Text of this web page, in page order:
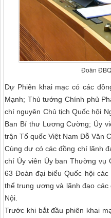
Đoàn
Dự Phiên khai mạc có các
Mạnh; Thủ tướng Chính phủ
chí nguyên Chủ tịch Quốc hội
Ban Bí thư Lương Cường; Ủy
trận Tổ quốc Việt Nam Đỗ Văn
Cùng dự có các đồng chí lãnh
chí Ủy viên Ủy ban Thường vụ
63 Đoàn đại biểu Quốc hội
thể trung ương và lãnh đạo
Nội.
Trước khi bắt đầu phiên khai